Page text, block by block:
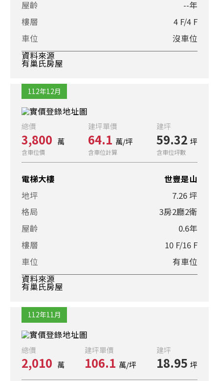
屋齡
--年
樓層
4 F/4 F
車位
沒車位
資料來源
有巢氏房屋
112年12月
總價
3,800 萬
含車位價
建坪單價
64.1 萬/坪
含車位計算
建坪
59.32 坪
含車位坪數
電梯大樓
世豐是山
地坪
7.26 坪
格局
3房2廳2衛
屋齡
0.6年
樓層
10 F/16 F
車位
有車位
資料來源
有巢氏房屋
112年11月
總價
2,010 萬
建坪單價
106.1 萬/坪
建坪
18.95 坪